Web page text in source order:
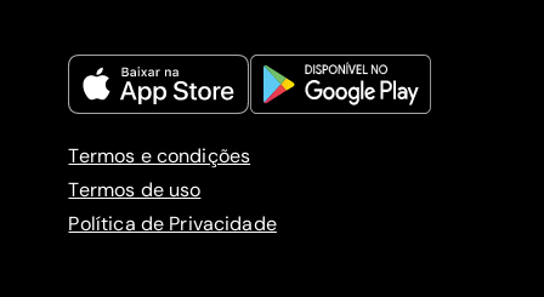
Termos e condições
Termos de uso
Política de Privacidade